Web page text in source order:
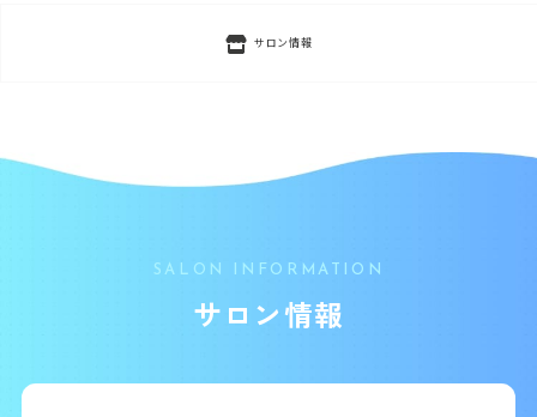
サロン情報
SALON INFORMATION
サロン情報